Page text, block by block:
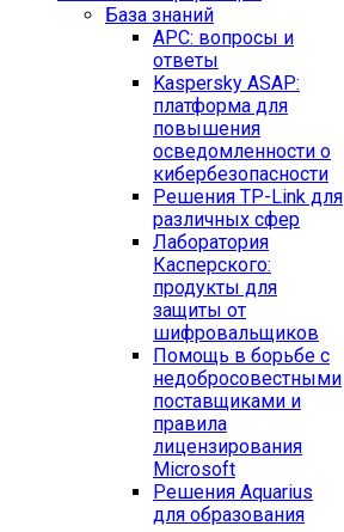
База знаний
APC: вопросы и
ответы
Kaspersky ASAP:
платформа для
повышения
осведомленности о
кибербезопасности
Решения TP-Link для
различных сфер
Лаборатория
Касперского:
продукты для
защиты от
шифровальщиков
Помощь в борьбе с
недобросовестными
поставщиками и
правила
лицензирования
Microsoft
Решения Aquarius
для образования